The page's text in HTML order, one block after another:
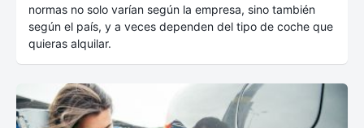
normas no solo varían según la empresa, sino también
según el país, y a veces dependen del tipo de coche que
quieras alquilar.